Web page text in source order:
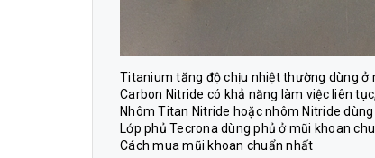
Titanium tăng độ chịu nhiệt thường dùng ở
Carbon Nitride có khả năng làm việc liên
Nhôm Titan Nitride hoặc nhôm Nitride
Lớp phủ Tecrona dùng phủ ở mũi khoan
Cách mua mũi khoan chuẩn nhất